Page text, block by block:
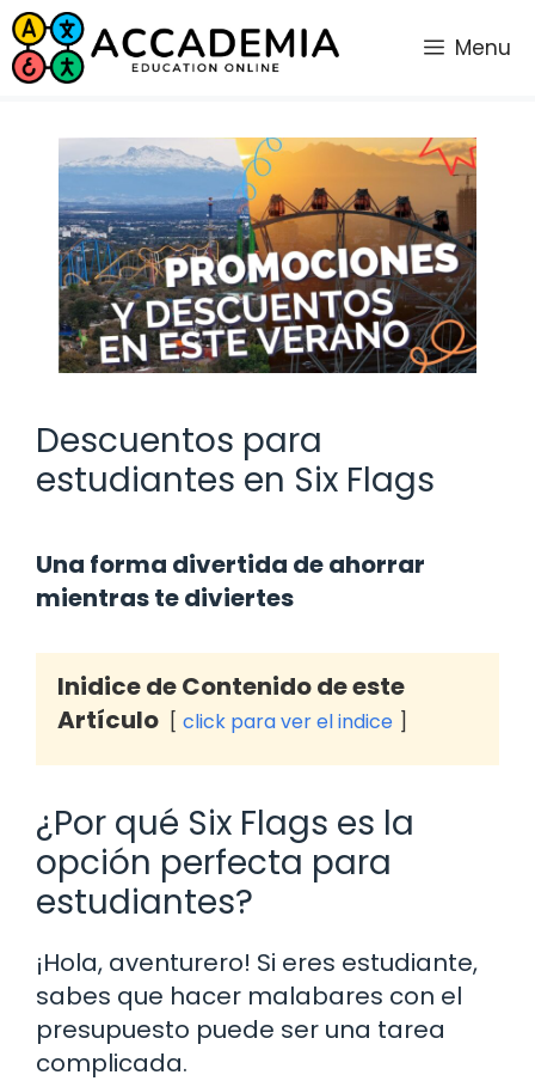
Saltar
al
contenido
Menu
Descuentos para
estudiantes en Six Flags
Una forma divertida de ahorrar
mientras te diviertes
Inidice de Contenido de este
Artículo
click para ver el indice
¿Por qué Six Flags es la
opción perfecta para
estudiantes?
¡Hola, aventurero! Si eres estudiante,
sabes que hacer malabares con el
presupuesto puede ser una tarea
complicada.